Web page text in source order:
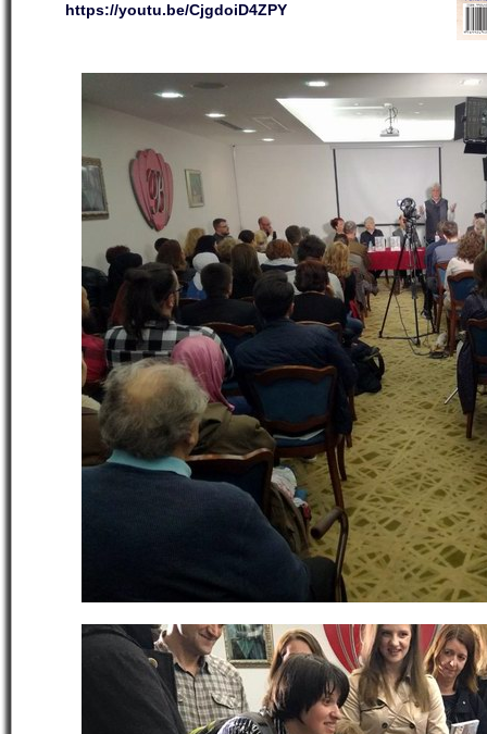
https://youtu.be/CjgdoiD4ZPY